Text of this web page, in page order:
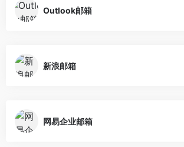
Outlook邮箱
新浪邮箱
网易企业邮箱